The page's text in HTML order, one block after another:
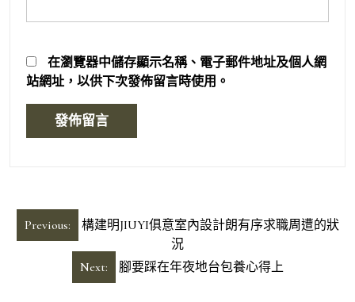
在瀏覽器中儲存顯示名稱、電子郵件地址及個人網
站網址，以供下次發佈留言時使用。
文
章
Previous:
構建明JIUYI俱意室內設計朗有序求職周遭的狀
況
Next:
腳要踩在年夜地台包養心得上